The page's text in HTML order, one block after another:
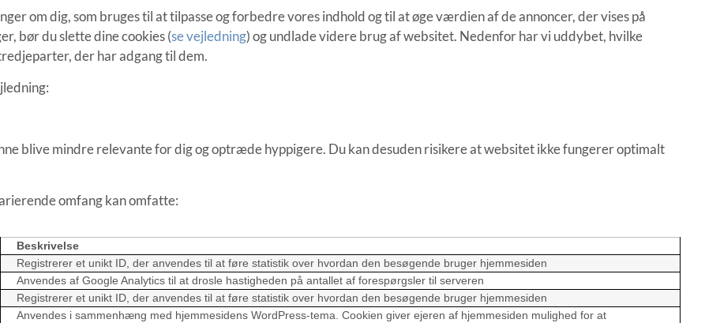
om dig, som bruges til at tilpasse og forbedre vores indhold og til at øge værdien af de annoncer, der vises på
bør du slette dine cookies (se vejledning) og undlade videre brug af websitet. Nedenfor har vi uddybet, hvilke
der har adgang til dem.
blive mindre relevante for dig og optræde hyppigere. Du kan desuden risikere at websitet ikke fungerer optimalt
omfang kan omfatte:
Beskrivelse
Registrerer et unikt ID, der anvendes til at føre statistik over hvordan den besøgende bruger hjemmesiden
Anvendes af Google Analytics til at drosle hastigheden på antallet af forespørgsler til serveren
Registrerer et unikt ID, der anvendes til at føre statistik over hvordan den besøgende bruger hjemmesiden
Anvendes i sammenhæng med hjemmesidens WordPress-tema. Cookien giver ejeren af hjemmesiden mulighed for at